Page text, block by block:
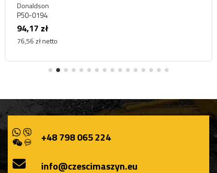
Donaldson
P50-0194
94,17 zł
76,56 zł netto
+48 798 065 224
info@czescimaszyn.eu